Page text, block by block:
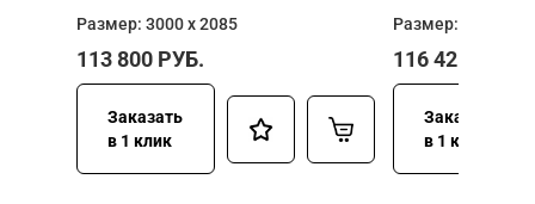
Размер: 3000 х 2085
113 800 РУБ.
Заказать
в 1 клик
Размер: 3000 х
116 425
Заказать
в 1 клик